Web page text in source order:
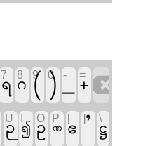
7
ရ 8
ဂ 9
( 0
) -
_ =
+
U
ဉ ၍
O
ဥ P
ဏ
[
ဧ ]’ \ဋ္ဌ